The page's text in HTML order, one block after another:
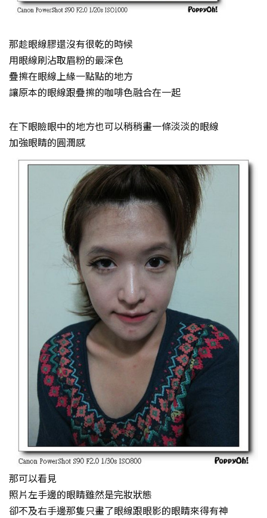
那趁眼線膠還沒有很乾的時候
用眼線刷沾取眉粉的最深色
疊擦在眼線上緣一點點的地方
讓原本的眼線跟疊擦的咖啡色融合在一起
在下眼瞼眼中的地方也可以稍稍畫一條淡淡的眼線
加強眼睛的圓潤感
那可以看見
照片左手邊的眼睛雖然是完妝狀態
卻不及右手邊那隻只畫了眼線跟眼影的眼睛來得有神